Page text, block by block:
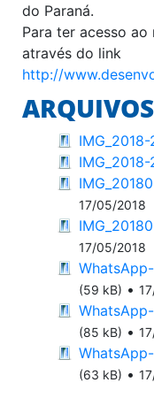
do Paraná.
Para ter acesso
através do link
http://
IMG_2018-
IMG_2018-
17/05/2018
17/05/2018
(59 kB) •
(85 kB) •
(63 kB) •